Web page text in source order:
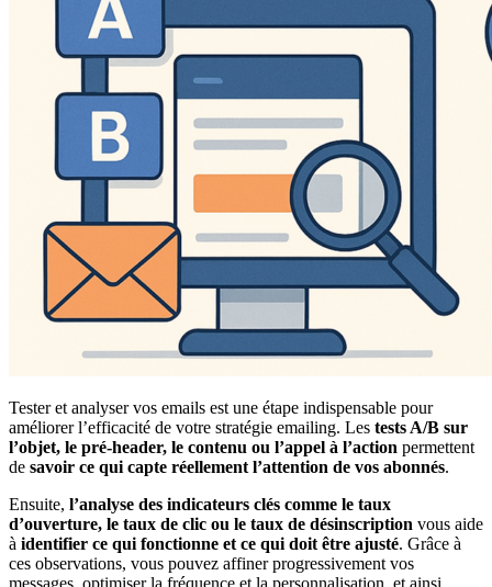
Tester et analyser vos emails est une étape indispensable pour
améliorer l’efficacité de votre stratégie emailing. Les tests A/B sur
l’objet, le pré-header, le contenu ou l’appel à l’action permettent
de savoir ce qui capte réellement l’attention de vos abonnés.
Ensuite, l’analyse des indicateurs clés comme le taux
d’ouverture, le taux de clic ou le taux de désinscription vous aide
à identifier ce qui fonctionne et ce qui doit être ajusté. Grâce à
ces observations, vous pouvez affiner progressivement vos
messages, optimiser la fréquence et la personnalisation, et ainsi